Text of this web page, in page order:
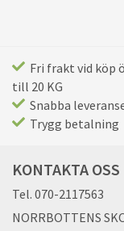
Fri frakt vid köp
till 20 KG
Snabba
Trygg betalning
KONTAKTA OSS
Tel. 070-2117563
NORRBOTTENS